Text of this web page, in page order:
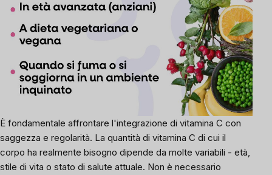
È fondamentale affrontare l'integrazione di vitamina C con
saggezza e regolarità. La quantità di vitamina C di cui il
corpo ha realmente bisogno dipende da molte variabili - età,
stile di vita o stato di salute attuale. Non è necessario